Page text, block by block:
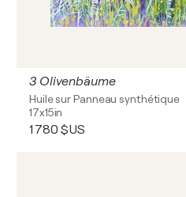
3 Olivenbäume
Huile sur Panneau synthétique
17x15in
1 780 $US